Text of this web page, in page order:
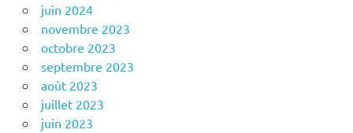
juin 2024
novembre 2023
octobre 2023
septembre 2023
août 2023
juillet 2023
juin 2023